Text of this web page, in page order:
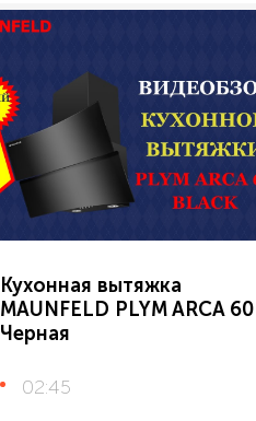
Кухонная вытяжка
MAUNFELD PLYM ARCA 60
Черная
02:45